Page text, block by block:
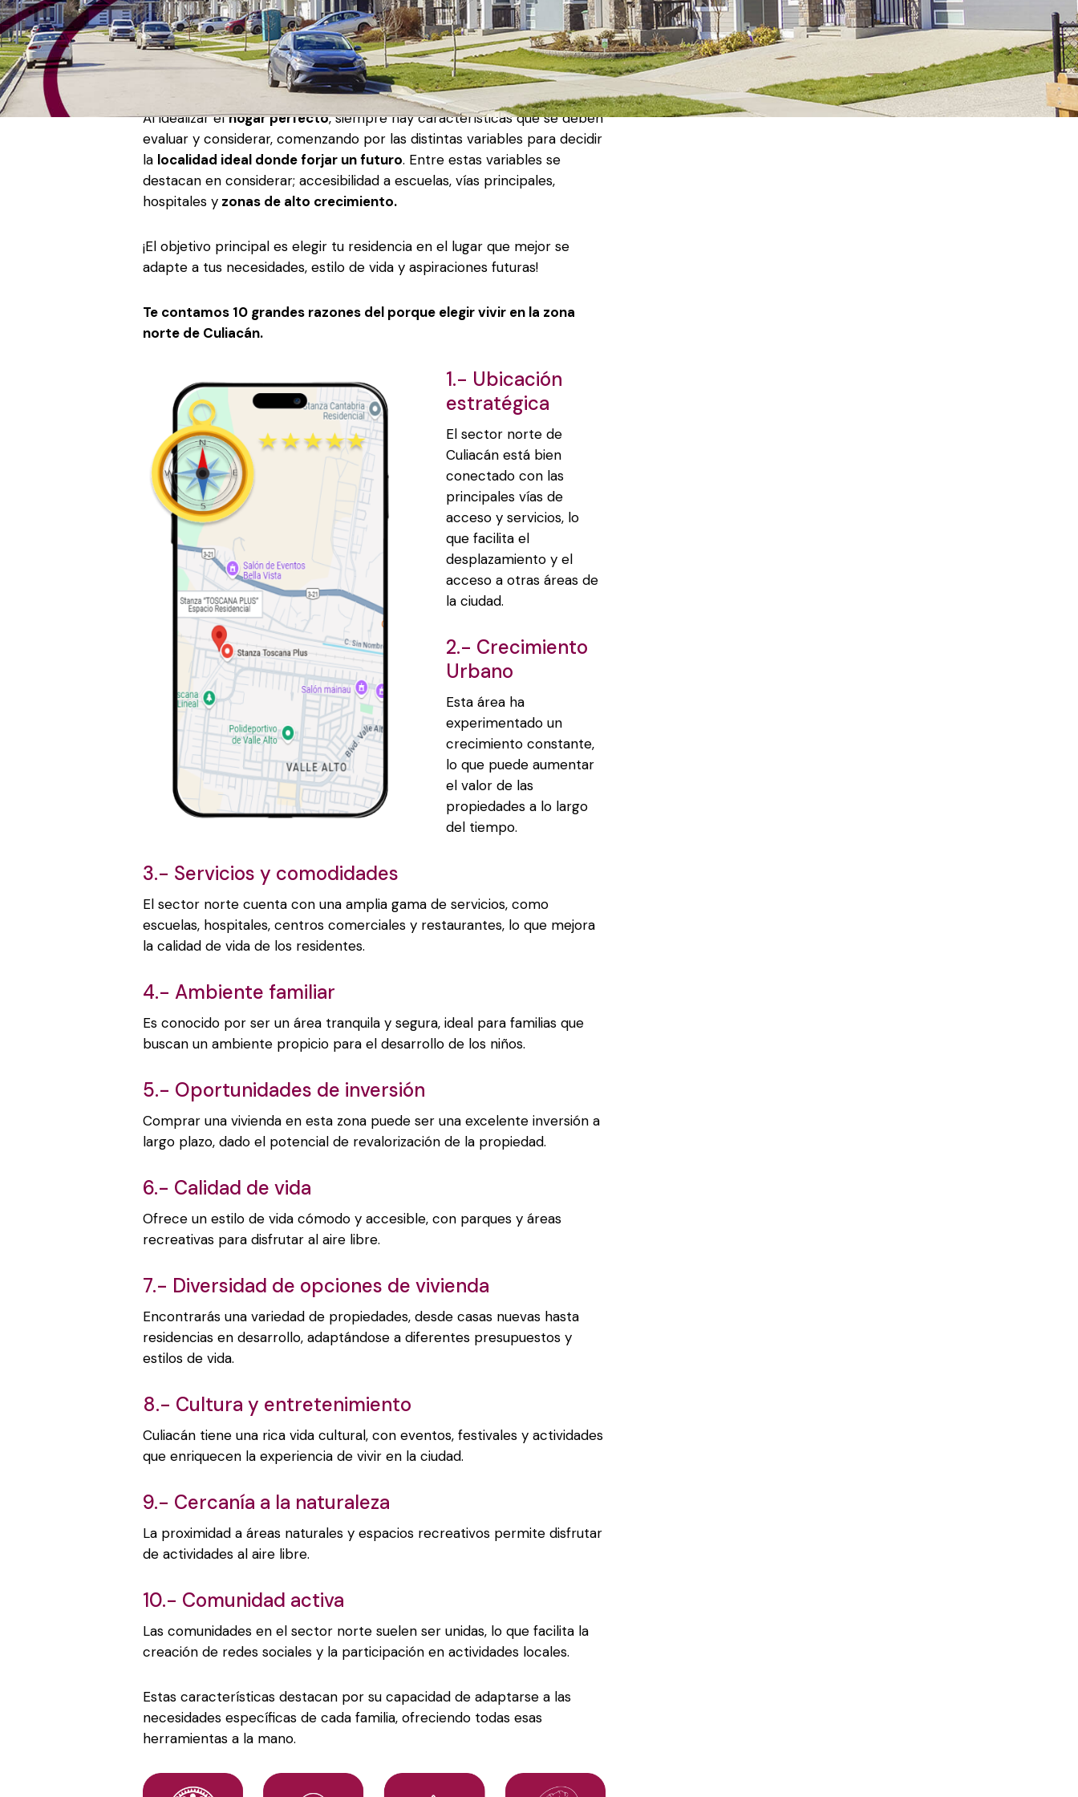
Culiacán, Sinaloa una ciudad con excelente riqueza culinaria, clima cálido,
gran desarrollo empresarial y por supuesto cuenta conprestigiosas
zonas urbanas ideales para vivir.
Al idealizar elhogar perfecto, siempre hay características que se deben
evaluar y considerar, comenzando por las distintas variables para decidir
la localidad ideal donde forjar un futuro. Entre estas variables se
destacan en considerar; accesibilidad a escuelas, vías principales,
hospitales y zonas de alto crecimiento.
¡El objetivo principal es elegir tu residencia en el lugar que mejor se
adapte a tus necesidades, estilo de vida y aspiraciones futuras!
Te contamos 10 grandes razones del porque elegir vivir en la zona
norte de Culiacán.
1.- Ubicación
estratégica
El sector norte de
Culiacán está bien
conectado con las
principales vías de
acceso y servicios, lo
que facilita el
desplazamiento y el
acceso a otras áreas de
la ciudad.
2.- Crecimiento
Urbano
Esta área ha
experimentado un
crecimiento constante,
lo que puede aumentar
el valor de las
propiedades a lo largo
del tiempo.
3.- Servicios y comodidades
El sector norte cuenta con una amplia gama de servicios, como
escuelas, hospitales, centros comerciales y restaurantes, lo que mejora
la calidad de vida de los residentes.
4.- Ambiente familiar
Es conocido por ser un área tranquila y segura, ideal para familias que
buscan un ambiente propicio para el desarrollo de los niños.
5.- Oportunidades de inversión
Comprar una vivienda en esta zona puede ser una excelente inversión a
largo plazo, dado el potencial de revalorización de la propiedad.
6.- Calidad de vida
Ofrece un estilo de vida cómodo y accesible, con parques y áreas
recreativas para disfrutar al aire libre.
7.- Diversidad de opciones de vivienda
Encontrarás una variedad de propiedades, desde casas nuevas hasta
residencias en desarrollo, adaptándose a diferentes presupuestos y
estilos de vida.
8.- Cultura y entretenimiento
Culiacán tiene una rica vida cultural, con eventos, festivales y actividades
que enriquecen la experiencia de vivir en la ciudad.
9.- Cercanía a la naturaleza
La proximidad a áreas naturales y espacios recreativos permite disfrutar
de actividades al aire libre.
10.- Comunidad activa
Las comunidades en el sector norte suelen ser unidas, lo que facilita la
creación de redes sociales y la participación en actividades locales.
Estas características destacan por su capacidad de adaptarse a las
necesidades específicas de cada familia, ofreciendo todas esas
herramientas a la mano.